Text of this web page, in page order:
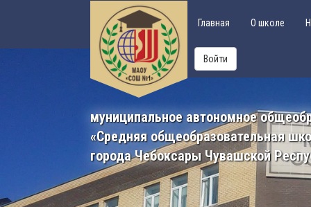
Главная О школе
Войти
муниципальное автономное
«Средняя общеобразовательная
города Чебоксары Чувашской